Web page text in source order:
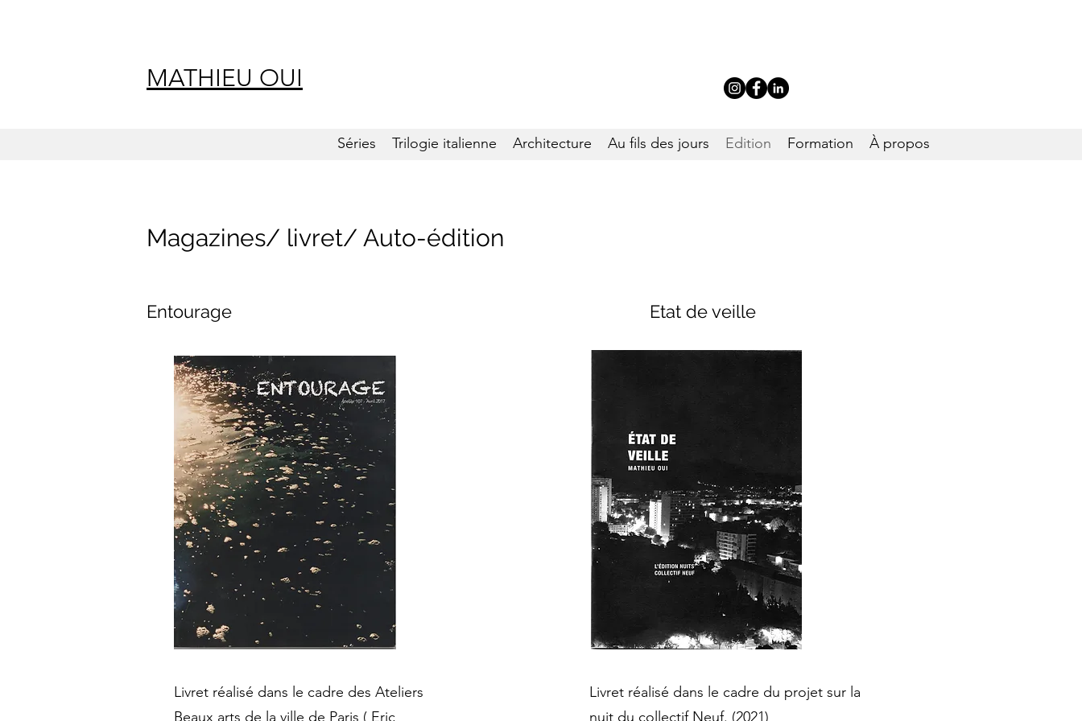
MATHIEU OUI
Séries Trilogie italienne Architecture Au fils des jours Edition Formation À propos
Magazines/ livret/ Auto-édition
Entourage
Livret réalisé dans le cadre des Ateliers
Beaux arts de la ville de Paris ( Eric
Etat de veille
Livret réalisé dans le cadre du projet sur la
nuit du collectif Neuf. (2021)